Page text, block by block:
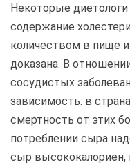
Некоторые
содержание
количеством в пище
доказана. В
сосудистых
зависимость: в
смертность от этих
потреблении сыра
сыр высококалориен,